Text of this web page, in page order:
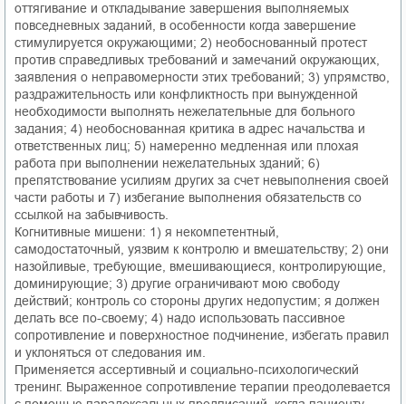
оттягивание и откладывание завершения выполняемых
повседневных заданий, в особенности когда завершение
стимулируется окружающими; 2) необоснованный протест
против справедливых требований и замечаний окружающих,
заявления о неправомерности этих требований; 3) упрямство,
раздражительность или конфликтность при вынужденной
необходимости выполнять нежелательные для больного
задания; 4) необоснованная критика в адрес начальства и
ответственных лиц; 5) намеренно медленная или плохая
работа при выполнении нежелательных зданий; 6)
препятствование усилиям других за счет невыполнения своей
части работы и 7) избегание выполнения обязательств со
ссылкой на забывчивость.
Когнитивные мишени: 1) я некомпетентный,
самодостаточный, уязвим к контролю и вмешательству; 2) они
назойливые, требующие, вмешивающиеся, контролирующие,
доминирующие; 3) другие ограничивают мою свободу
действий; контроль со стороны других недопустим; я должен
делать все по-своему; 4) надо использовать пассивное
сопротивление и поверхностное подчинение, избегать правил
и уклоняться от следования им.
Применяется ассертивный и социально-психологический
тренинг. Выраженное сопротивление терапии преодолевается